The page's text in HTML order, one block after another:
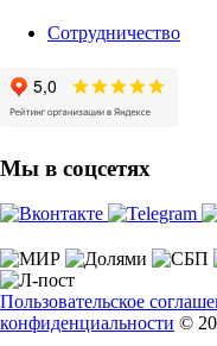
Сотрудничество
Мы в соцсетях
Пользовательское
конфиденциальности ©